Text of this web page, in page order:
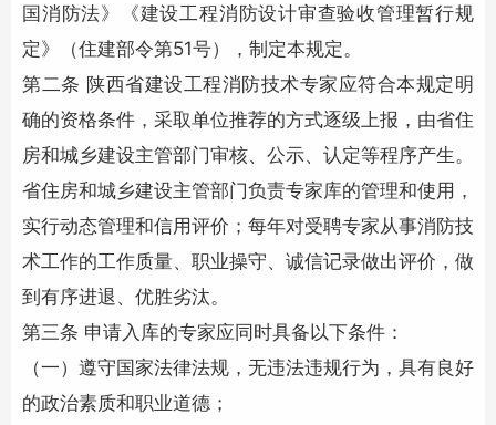
国消防法》《建设工程消防设计审查验收管理暂行规
定》（住建部令第51号），制定本规定。
第二条 陕西省建设工程消防技术专家应符合本规定明
确的资格条件，采取单位推荐的方式逐级上报，由省住
房和城乡建设主管部门审核、公示、认定等程序产生。
省住房和城乡建设主管部门负责专家库的管理和使用，
实行动态管理和信用评价；每年对受聘专家从事消防技
术工作的工作质量、职业操守、诚信记录做出评价，做
到有序进退、优胜劣汰。
第三条 申请入库的专家应同时具备以下条件：
（一）遵守国家法律法规，无违法违规行为，具有良好
的政治素质和职业道德；